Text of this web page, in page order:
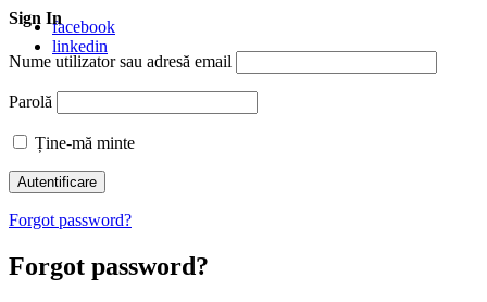
facebook
linkedin
Sign In
Nume utilizator sau adresă email
Parolă
Ține-mă minte
Forgot password?
Forgot password?